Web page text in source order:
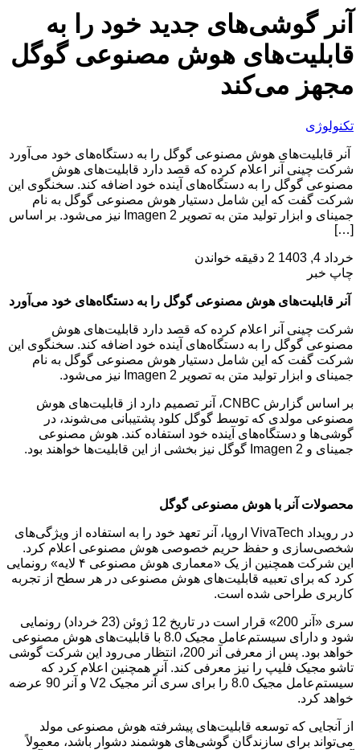
آنر گوشی‌های جدید خود را به
قابلیت‌های هوش مصنوعی گوگل
مجهز می‌کند
تکنولوژی
آنر قابلیت‌های هوش مصنوعی گوگل را به دستگاه‌های خود می‌آورد
شرکت چینی آنر اعلام کرده که قصد دارد قابلیت‌های هوش
مصنوعی گوگل را به دستگاه‌های آینده خود اضافه کند. سخنگوی این
شرکت گفت که این شامل دستیار هوش مصنوعی گوگل به نام
جمینای و ابزار تولید متن به تصویر Imagen 2 نیز می‌شود. بر اساس
[…]
خرداد 4, 1403
2 دقیقه خواندن
چاپ خبر
آنر قابلیت‌های هوش مصنوعی گوگل را به دستگاه‌های خود می‌آورد
شرکت چینی آنر اعلام کرده که قصد دارد قابلیت‌های هوش
مصنوعی گوگل را به دستگاه‌های آینده خود اضافه کند. سخنگوی این
شرکت گفت که این شامل دستیار هوش مصنوعی گوگل به نام
جمینای و ابزار تولید متن به تصویر Imagen 2 نیز می‌شود.
بر اساس گزارش CNBC، آنر تصمیم دارد از قابلیت‌های هوش
مصنوعی مولدی که توسط گوگل کلود پشتیبانی می‌شوند، در
گوشی‌ها و دستگاه‌های آینده خود استفاده کند. هوش مصنوعی
جمینای و Imagen 2 گوگل نیز بخشی از این قابلیت‌ها خواهند بود.
محصولات آنر با هوش مصنوعی گوگل
در رویداد VivaTech اروپا، آنر تعهد خود را به استفاده از ویژگی‌های
شخصی‌سازی و حفظ حریم خصوصی هوش مصنوعی اعلام کرد.
این شرکت همچنین از یک «معماری هوش مصنوعی ۴ لایه» رونمایی
کرد که برای تعبیه قابلیت‌های هوش مصنوعی در هر سطح از تجربه
کاربری طراحی شده است.
سری «آنر 200» قرار است در تاریخ 12 ژوئن (23 خرداد) رونمایی
شود و دارای سیستم‌عامل مجیک 8.0 با قابلیت‌های هوش مصنوعی
خواهد بود. پس از معرفی آنر 200، انتظار می‌رود این شرکت گوشی
تاشو مجیک فلیپ را نیز معرفی کند. آنر همچنین اعلام کرد که
سیستم‌عامل مجیک 8.0 را برای سری آنر مجیک V2 و آنر 90 عرضه
خواهد کرد.
از آنجایی که توسعه قابلیت‌های پیشرفته هوش مصنوعی مولد
می‌تواند برای سازندگان گوشی‌های هوشمند دشوار باشد، معمولاً